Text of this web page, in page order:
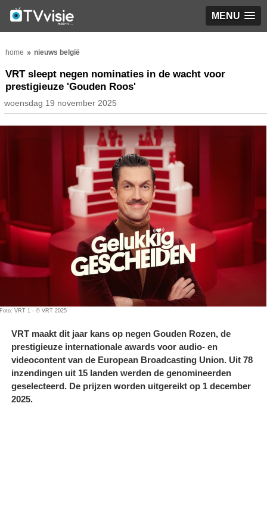
MENU
home nieuws belgië
VRT sleept negen nominaties in de wacht voor
prestigieuze 'Gouden Roos'
woensdag 19 november 2025
Foto: VRT 1 - © VRT 2025
VRT maakt dit jaar kans op negen Gouden Rozen, de
prestigieuze internationale awards voor audio- en
videocontent van de European Broadcasting Union. Uit 78
inzendingen uit 15 landen werden de genomineerden
geselecteerd. De prijzen worden uitgereikt op 1 december
2025.